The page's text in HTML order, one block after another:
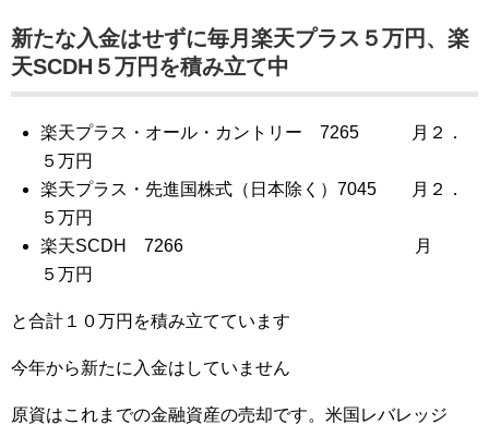
新たな入金はせずに毎月楽天プラス５万円、楽
天SCDH５万円を積み立て中
楽天プラス・オール・カントリー 7265 月２．
５万円
楽天プラス・先進国株式（日本除く）7045 月２．
５万円
楽天SCDH 7266 月
５万円
と合計１０万円を積み立てています
今年から新たに入金はしていません
原資はこれまでの金融資産の売却です。米国レバレッジ